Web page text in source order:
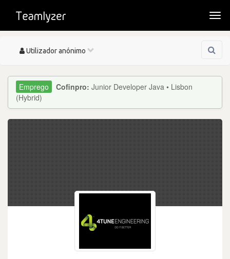
Toggle
Utilizador anónimo
Cofinpro: Junior Developer Java • Lisbon
(Hybrid)